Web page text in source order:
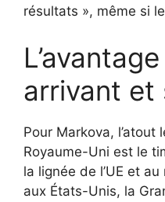
résultats », même si
arrivant et
Pour Markova,
Royaume-Uni est le
la lignée de l’UE et
aux États-Unis, la